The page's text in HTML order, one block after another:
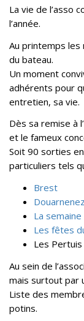
La vie de l’asso
l’année.
Au printemps
du bateau.
Un moment
adhérents pour
entretien, sa vie.
Dès sa remise à
et le fameux
Soit 90 sorties
particuliers tels
Brest
Douarnenez
La
Les fêtes
Les
Au sein de
mais surtout par
Liste des
potins.